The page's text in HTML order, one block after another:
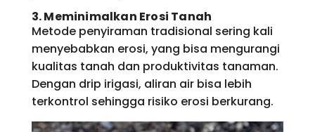
3. Meminimalkan Erosi Tanah
Metode penyiraman tradisional sering kali
menyebabkan erosi, yang bisa mengurangi
kualitas tanah dan produktivitas tanaman.
Dengan drip irigasi, aliran air bisa lebih
terkontrol sehingga risiko erosi berkurang.